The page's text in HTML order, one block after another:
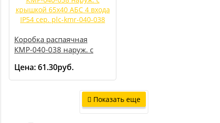
Коробка распаячная
КМР-040-038 наруж. с
входа IP54 сер. plc-kmr-
040-038
Цена:61.30руб.
Показать еще